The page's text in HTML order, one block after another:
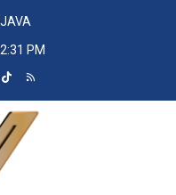
PM